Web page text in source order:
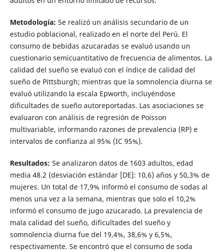
Metodología: Se realizó un análisis secundario de un
estudio poblacional, realizado en el norte del Perú. El
consumo de bebidas azucaradas se evaluó usando un
cuestionario semicuantitativo de frecuencia de alimentos. La
calidad del sueño se evaluó con el índice de calidad del
sueño de Pittsburgh; mientras que la somnolencia diurna se
evaluó utilizando la escala Epworth, incluyéndose
dificultades de sueño autoreportadas. Las asociaciones se
evaluaron con análisis de regresión de Poisson
multivariable, informando razones de prevalencia (RP) e
intervalos de confianza al 95% (IC 95%).
Resultados: Se analizaron datos de 1603 adultos, edad
media 48.2 (desviación estándar [DE]: 10,6) años y 50,3% de
mujeres. Un total de 17,9% informó el consumo de sodas al
menos una vez a la semana, mientras que solo el 10,2%
informó el consumo de jugo azucarado. La prevalencia de
mala calidad del sueño, dificultades del sueño y
somnolencia diurna fue del 19,4%, 38,6% y 6,5%,
respectivamente. Se encontró que el consumo de soda